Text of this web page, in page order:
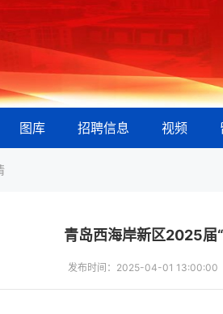
图库 招聘信息 视频
青岛西海岸新区2025届
发布时间：2025-04-01 13:00:00